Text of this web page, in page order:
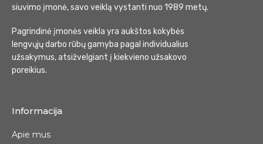
siuvimo įmonė, savo veiklą vystanti nuo 1989 metų.
Pagrindinė įmonės veikla yra aukštos kokybės
lengvųjų darbo rūbų gamyba pagal individualius
užsakymus, atsižvelgiant į kiekvieno užsakovo
poreikius.
Informacija
Apie mus